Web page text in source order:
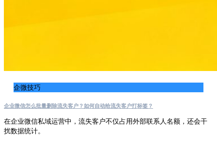
企微技巧
企业微信怎么批量删除流失客户？如何自动给流失客户打标签？
在企业微信私域运营中，流失客户不仅占用外部联系人名额，还会干
扰数据统计。